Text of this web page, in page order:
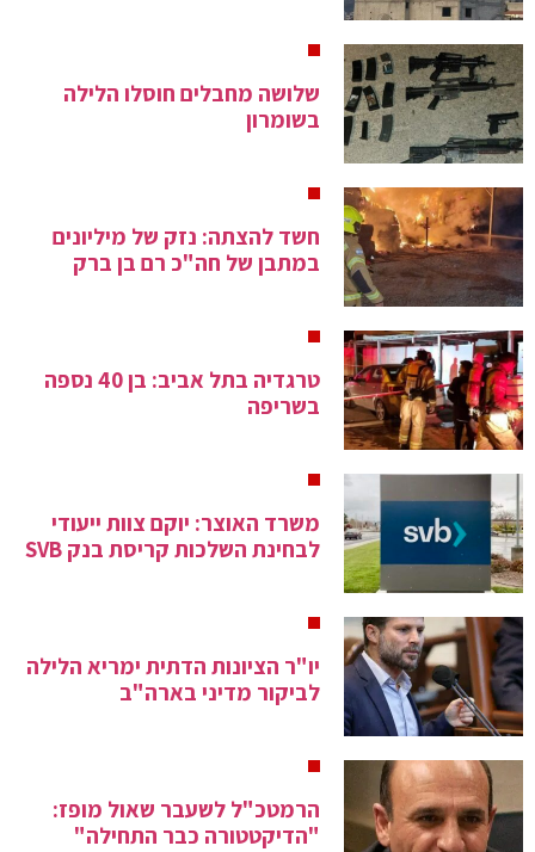
שלושה מחבלים חוסלו הלילה
בשומרון
חשד להצתה: נזק של מיליונים
במתבן של חה"כ רם בן ברק
טרגדיה בתל אביב: בן 40 נספה
בשריפה
משרד האוצר: יוקם צוות ייעודי
לבחינת השלכות קריסת בנק SVB
יו"ר הציונות הדתית ימריא הלילה
לביקור מדיני בארה"ב
הרמטכ"ל לשעבר שאול מופז:
"הדיקטטורה כבר התחילה"